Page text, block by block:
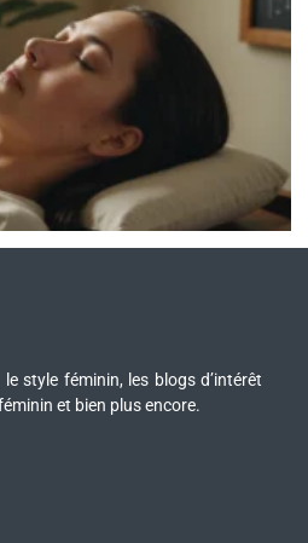
style féminin, les blogs d’intérêt
et bien plus encore.